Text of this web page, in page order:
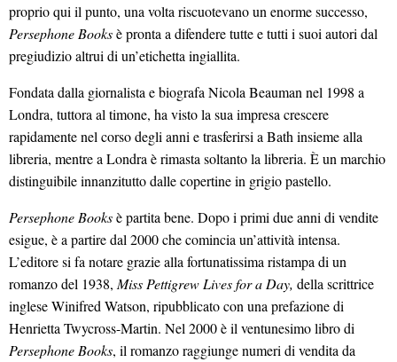
proprio qui il punto, una volta riscuotevano un enorme successo,
Persephone Booksè pronta a difendere tutte e tutti i suoi autori dal
pregiudizio altrui di un’etichetta ingiallita.
Fondata dalla giornalista e biografa Nicola Beauman nel 1998 a
Londra, tuttora al timone, ha visto la sua impresa crescere
rapidamente nel corso degli anni e trasferirsi a Bath insieme alla
libreria, mentre a Londra è rimasta soltanto la libreria. È un marchio
distinguibile innanzitutto dalle copertine in grigio pastello.
Persephone Booksè partita bene. Dopo i primi due anni di vendite
esigue, è a partire dal 2000 che comincia un’attività intensa.
L’editore si fa notare grazie alla fortunatissima ristampa di un
romanzo del 1938,Miss Pettigrew Lives for a Day, della scrittrice
inglese Winifred Watson, ripubblicato con una prefazione di
Henrietta Twycross-Martin. Nel 2000 è il ventunesimo libro di
Persephone Books, il romanzo raggiunge numeri di vendita da